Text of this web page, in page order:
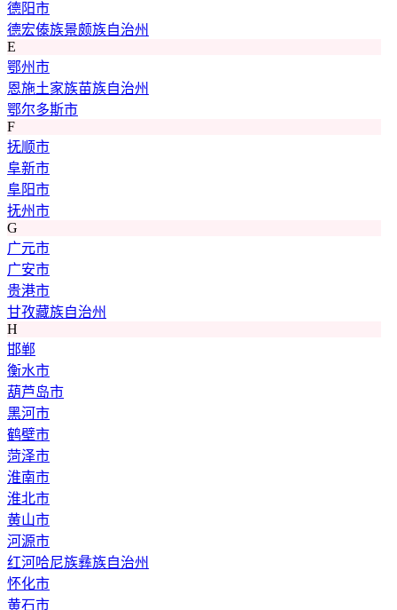
德阳市
德宏傣族景颇族自治州
E
鄂州市
恩施土家族苗族自治州
鄂尔多斯市
F
抚顺市
阜新市
阜阳市
抚州市
G
广元市
广安市
贵港市
甘孜藏族自治州
H
邯郸
衡水市
葫芦岛市
黑河市
鹤壁市
菏泽市
淮南市
淮北市
黄山市
河源市
红河哈尼族彝族自治州
怀化市
黄石市